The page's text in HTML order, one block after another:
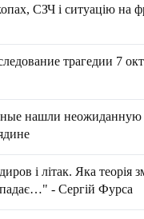
СЗЧ і ситуацію на
трагедии 7
нашли неожиданную
і літак. Яка теорія
- Сергій Фурса